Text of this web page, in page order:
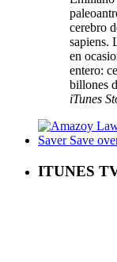
cerebro
sapiens.
en
entero:
billones
iTunes
ITUNES